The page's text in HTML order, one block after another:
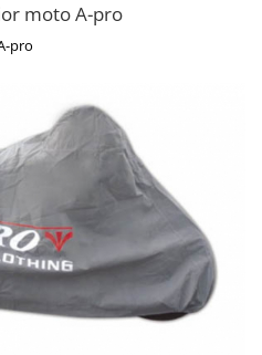
moto A-pro
pro